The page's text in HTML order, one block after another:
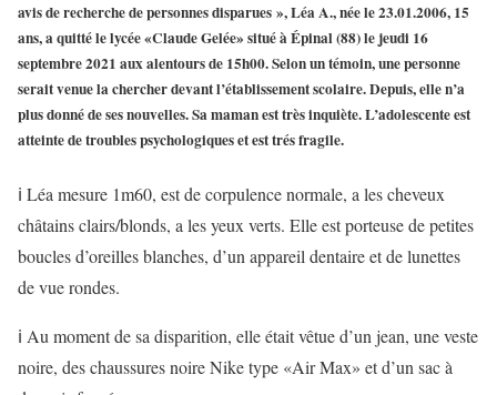
avis de recherche de personnes disparues », Léa A., née le 23.01.2006, 15
ans, a quitté le lycée «Claude Gelée» situé à Épinal (88) le jeudi 16
septembre 2021 aux alentours de 15h00. Selon un témoin, une personne
serait venue la chercher devant l’établissement scolaire. Depuis, elle n’a
plus donné de ses nouvelles. Sa maman est très inquiète. L’adolescente est
atteinte de troubles psychologiques et est trés fragile.
ℹ️ Léa mesure 1m60, est de corpulence normale, a les cheveux
châtains clairs/blonds, a les yeux verts. Elle est porteuse de petites
boucles d’oreilles blanches, d’un appareil dentaire et de lunettes
de vue rondes.
ℹ️ Au moment de sa disparition, elle était vêtue d’un jean, une veste
noire, des chaussures noire Nike type «Air Max» et d’un sac à